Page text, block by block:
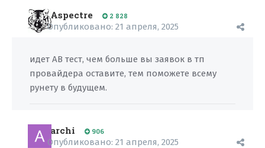
Aspectre 2 828
Опубликовано: 21 апреля, 2025
идет АB тест, чем больше вы заявок в тп
провайдера оставите, тем поможете всему
рунету в будущем.
archi 906
Опубликовано: 21 апреля, 2025